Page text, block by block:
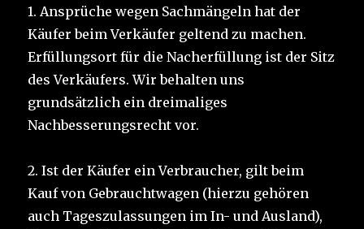
1. Ansprüche wegen Sachmängeln hat der
Käufer beim Verkäufer geltend zu machen.
Erfüllungsort für die Nacherfüllung ist der Sitz
des Verkäufers. Wir behalten uns
grundsätzlich ein dreimaliges
Nachbesserungsrecht vor.
2. Ist der Käufer ein Verbraucher, gilt beim
Kauf von Gebrauchtwagen (hierzu gehören
auch Tageszulassungen im In- und Ausland),